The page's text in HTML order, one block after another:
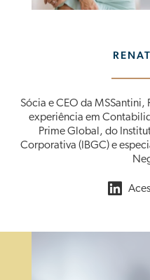
Sócia e CEO da
experiência em
Prime Global, do
Corporativa (IBGC) e